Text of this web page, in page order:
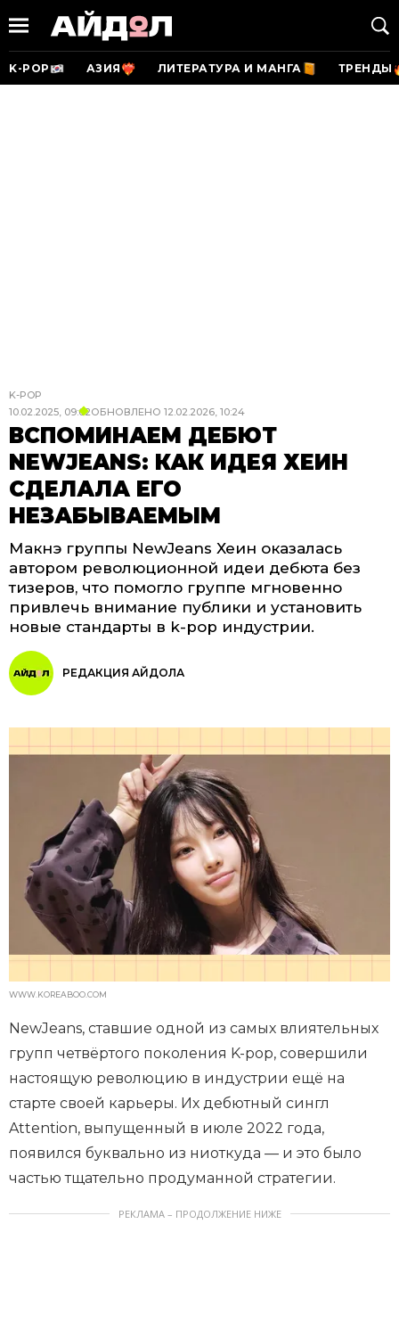
K-POP АЗИЯ ЛИТЕРАТУРА И МАНГА ТРЕНДЫ
K-POP
10.02.2025, 09:02ОБНОВЛЕНО 12.02.2026, 10:24
ВСПОМИНАЕМ ДЕБЮТ
NEWJEANS: КАК ИДЕЯ ХЕИН
СДЕЛАЛА ЕГО
НЕЗАБЫВАЕМЫМ
Макнэ группы NewJeans Хеин оказалась
автором революционной идеи дебюта без
тизеров, что помогло группе мгновенно
привлечь внимание публики и установить
новые стандарты в k-pop индустрии.
РЕДАКЦИЯ АЙДОЛА
WWW.KOREABOO.COM
NewJeans, ставшие одной из самых влиятельных
групп четвёртого поколения K-pop, совершили
настоящую революцию в индустрии ещё на
старте своей карьеры. Их дебютный сингл
Attention, выпущенный в июле 2022 года,
появился буквально из ниоткуда — и это было
частью тщательно продуманной стратегии.
РЕКЛАМА – ПРОДОЛЖЕНИЕ НИЖЕ